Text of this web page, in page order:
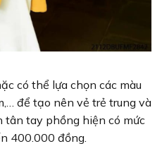
có thể lựa chọn các màu
để tạo nên vẻ trẻ trung và
tân tay phồng hiện có mức
400.000 đồng.